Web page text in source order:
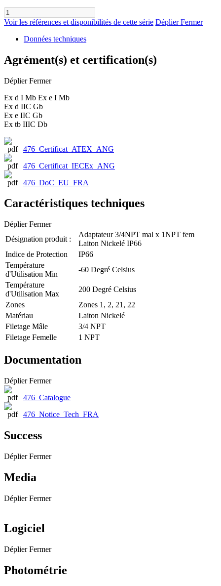
Voir les références et disponibilités de cette série Déplier Fermer
Données techniques
Agrément(s) et certification(s)
Déplier Fermer
Ex d I Mb Ex e I Mb
Ex d IIC Gb
Ex e IIC Gb
Ex tb IIIC Db
476_Certificat_ATEX_ANG
476_Certificat_IECEx_ANG
476_DoC_EU_FRA
Caractéristiques techniques
Déplier Fermer
Désignation produit :
Adaptateur 3/4NPT mal x 1NPT fem
Laiton Nickelé IP66
Indice de Protection
IP66
Température
d'Utilisation Min
-60 Degré Celsius
Température
d'Utilisation Max
200 Degré Celsius
Zones
Zones 1, 2, 21, 22
Matériau
Laiton Nickelé
Filetage Mâle
3/4 NPT
Filetage Femelle
1 NPT
Documentation
Déplier Fermer
476_Catalogue
476_Notice_Tech_FRA
Success
Déplier Fermer
Media
Déplier Fermer
Logiciel
Déplier Fermer
Photométrie